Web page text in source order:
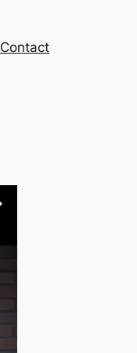
Contact